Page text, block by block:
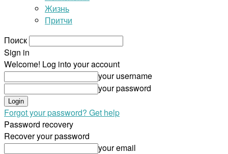
Жизнь
Притчи
Поиск
Sign in
Welcome! Log into your account
your username
your password
Forgot your password? Get help
Password recovery
Recover your password
your email